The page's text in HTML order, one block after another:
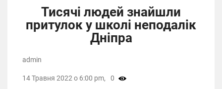
Тисячі людей знайшли
притулок у школі неподалік
Дніпра
admin
14 Травня 2022 о 6:00 pm, 0